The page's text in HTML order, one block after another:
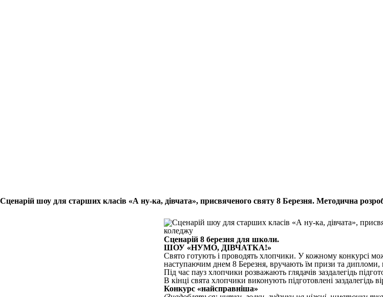
Сценарій шоу для старших класів «А ну-ка, дівчата», присвяченого святу 8 Березня. Методична
Сценарій 8 березня для школи.
ШОУ «НУМО, ДІВЧАТКА!»
Свято готують і проводять хлопчики. У кожному конкурсі
наступаючим днем 8 Березня, вручають їм призи та дипломи,
Під час пауз хлопчики розважають глядачів заздалегідь
В кінці свята хлопчики виконують підготовлені заздалегідь
Конкурс «найсправніша»